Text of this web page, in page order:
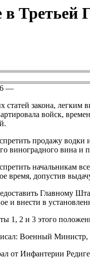
—
статей закона, легким
войск,
продажу водки
виноградного вина и
начальникам
время, допустив
Главному
и внести в
1, 2 и 3 этого
Военный Министр,
от Инфантерии